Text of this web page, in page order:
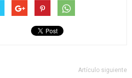
Artículo siguiente